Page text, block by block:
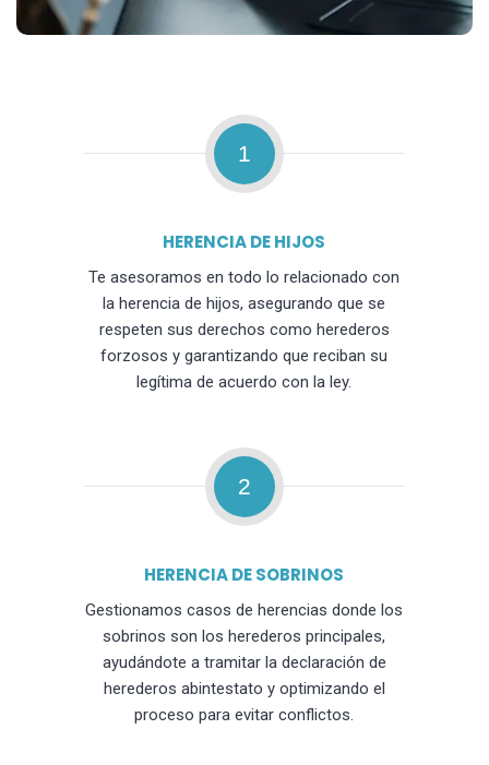
1
HERENCIA DE HIJOS
Te asesoramos en todo lo relacionado con
la herencia de hijos, asegurando que se
respeten sus derechos como herederos
forzosos y garantizando que reciban su
legítima de acuerdo con la ley.
2
HERENCIA DE SOBRINOS
Gestionamos casos de herencias donde los
sobrinos son los herederos principales,
ayudándote a tramitar la declaración de
herederos abintestato y optimizando el
proceso para evitar conflictos.